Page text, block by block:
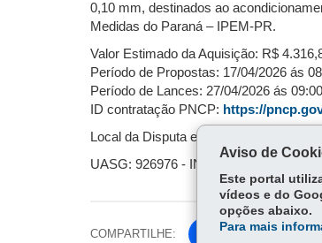
0,10 mm, destinados ao
Medidas do Paraná – IPEM-PR.
Valor Estimado da Aquisição: R$
Período de Propostas: 17/04/2026 ás
Período de Lances: 27/04/2026 ás
ID contratação PNCP: https://
Local da Disputa e Aviso: Portal
UASG: 926976 - INSTITUTO DE
COMPARTILHE:
Fa
Aviso de
Este portal
vídeos e do
opções abaixo.
Para mais